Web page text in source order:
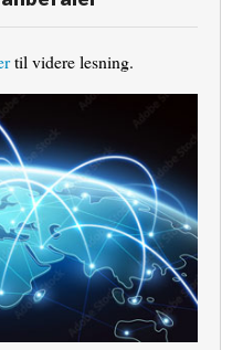
til videre lesning.